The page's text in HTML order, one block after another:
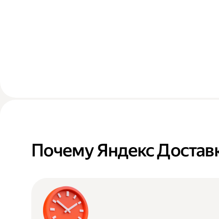
Почему Яндекс